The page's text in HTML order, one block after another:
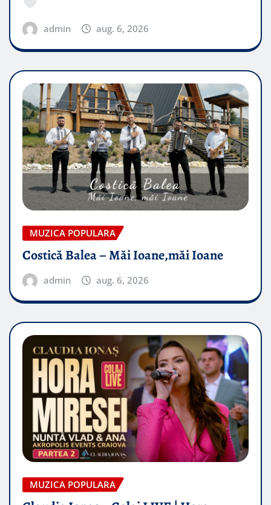
admin aug. 6, 2026
MUZICA POPULARA
Costică Balea – Măi Ioane,măi Ioane
admin aug. 6, 2026
MUZICA POPULARA